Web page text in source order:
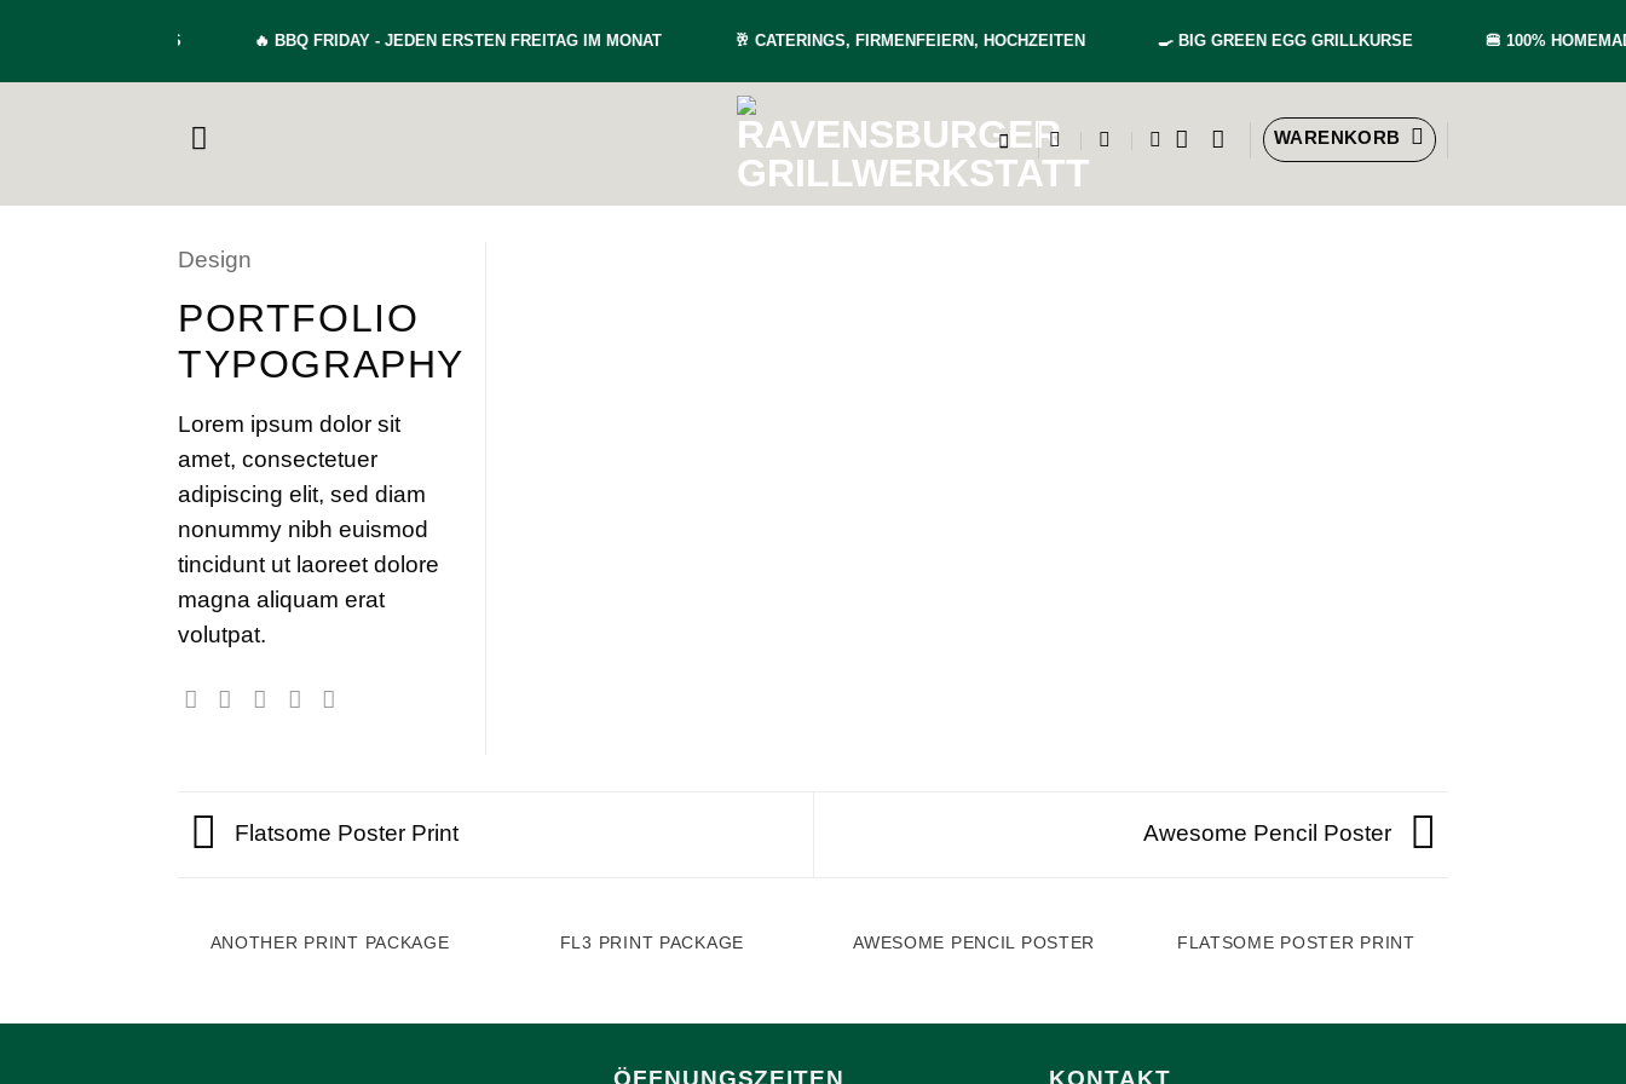
springen
🔥BBQ FRIDAY - JEDEN ERSTEN FREITAG IM MONAT 🥂CATERINGS, FIRMENFEIERN, HOCHZEITEN 🍳BIG GREEN EGG GRILLKURSE 🍔100%
WARENKORB
Design
PORTFOLIO
TYPOGRAPHY
Lorem ipsum dolor sit
amet, consectetuer
adipiscing elit, sed diam
nonummy nibh euismod
tincidunt ut laoreet dolore
magna aliquam erat
volutpat.
Flatsome Poster Print Awesome Pencil Poster
ANOTHER PRINT PACKAGE FL3 PRINT PACKAGE AWESOME PENCIL POSTER FLATSOME POSTER PRINT